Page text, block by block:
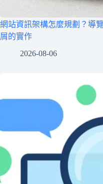
網站資訊架構怎麼規劃？導
屑的實作
2026-08-06